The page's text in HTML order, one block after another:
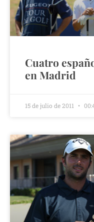
Cuatro
en Madrid
15 de julio de 2011